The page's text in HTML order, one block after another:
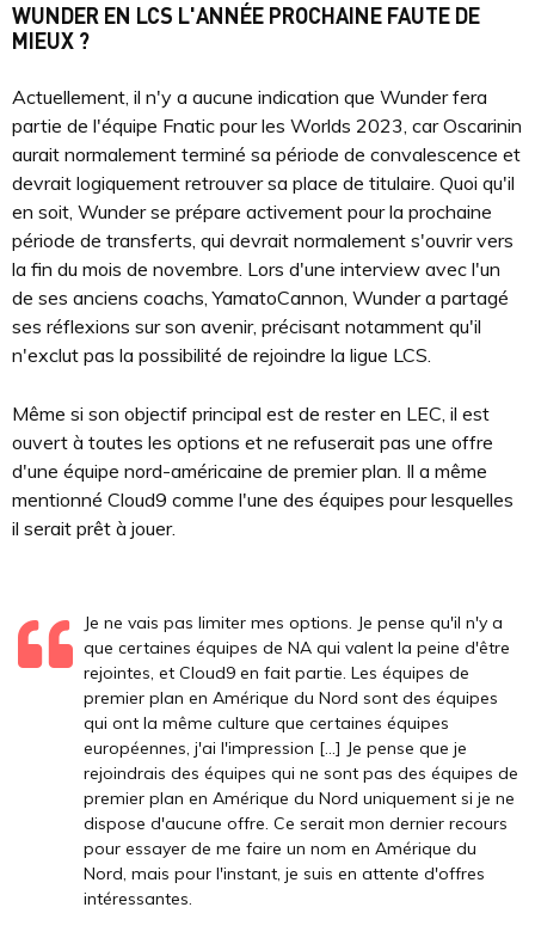
WUNDER EN LCS L'ANNÉE PROCHAINE FAUTE DE
MIEUX ?
Actuellement, il n'y a aucune indication que Wunder fera
partie de l'équipe Fnatic pour les Worlds 2023, car Oscarinin
aurait normalement terminé sa période de convalescence et
devrait logiquement retrouver sa place de titulaire. Quoi qu'il
en soit, Wunder se prépare activement pour la prochaine
période de transferts, qui devrait normalement s'ouvrir vers
la fin du mois de novembre. Lors d'une interview avec l'un
de ses anciens coachs, YamatoCannon, Wunder a partagé
ses réflexions sur son avenir, précisant notamment qu'il
n'exclut pas la possibilité de rejoindre la ligue LCS.
Même si son objectif principal est de rester en LEC, il est
ouvert à toutes les options et ne refuserait pas une offre
d'une équipe nord-américaine de premier plan. Il a même
mentionné Cloud9 comme l'une des équipes pour lesquelles
il serait prêt à jouer.
Je ne vais pas limiter mes options. Je pense qu'il n'y a
que certaines équipes de NA qui valent la peine d'être
rejointes, et Cloud9 en fait partie. Les équipes de
premier plan en Amérique du Nord sont des équipes
qui ont la même culture que certaines équipes
européennes, j'ai l'impression [...] Je pense que je
rejoindrais des équipes qui ne sont pas des équipes de
premier plan en Amérique du Nord uniquement si je ne
dispose d'aucune offre. Ce serait mon dernier recours
pour essayer de me faire un nom en Amérique du
Nord, mais pour l'instant, je suis en attente d'offres
intéressantes.